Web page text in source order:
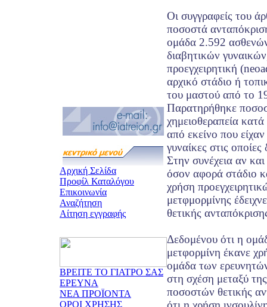
Αρχική Σελίδα
Προφίλ Καταλόγου
Επικοινωνία
Αναζήτηση
Αίτηση εγγραφής
ΒΡΕΙΤΕ ΤΟ ΓΙΑΤΡΟ ΣΑΣ
ΕΡΕΥΝΑ
ΝΕΑ ΠΡΟΪΟΝΤΑ
ΟΡΟΙ ΧΡΗΣΗΣ
Οι συγγραφείς του
ποσοστά
ομάδα 2.592
διαβητικών
προεγχειρητική
αρχικό στάδιο ή
του μαστού από το
Παρατηρήθηκε
χημειοθεραπεία
από εκείνο που
γυναίκες στις
Στην συνέχεια αν
όσον αφορά στάδιο
χρήση
μετφμορμίνης
θετικής
Δεδομένου ότι η
μετφορμίνη έκανε
ομάδα των ερευνητών
στη σχέση μεταξύ
ποσοστών θετικής